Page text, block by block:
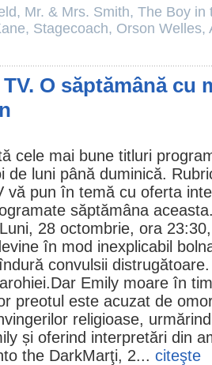
, Mr. & Mrs. Smith, The Boy in
, Stagecoach, Orson Welles,
O săptămână cu
cele mai bune titluri
de luni până duminică.
vă pun în temă cu oferta
săptămâna
28 octombrie, ora
în mod inexplicabil
convulsii
Emily moare în
preotul este acuzat de
religioase,
și oferind interpretări din
the DarkMarţi, 2... citeşte